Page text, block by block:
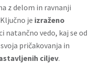
z delom in ravnanji
je izraženo
natančno vedo, kaj se od
pričakovanja in
ciljev.